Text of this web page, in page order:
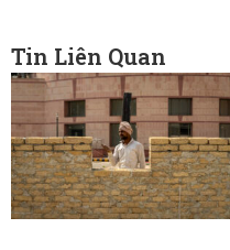
Tin Liên Quan